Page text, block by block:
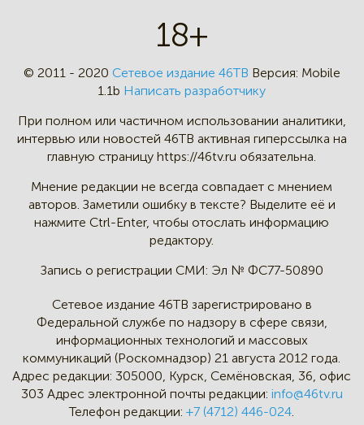
18+
© 2011 - 2020 Сетевое издание 46ТВ Версия: Mobile
1.1b Написать разработчику
При полном или частичном использовании аналитики,
интервью или новостей 46TB активная гиперссылка на
главную страницу https://46tv.ru обязательна.
Мнение редакции не всегда совпадает с мнением
авторов. Заметили ошибку в тексте? Выделите её и
нажмите Ctrl-Enter, чтобы отослать информацию
редактору.
Запись о регистрации СМИ: Эл № ФС77-50890
Сетевое издание 46ТВ зарегистрировано в
Федеральной службе по надзору в сфере связи,
информационных технологий и массовых
коммуникаций (Роскомнадзор) 21 августа 2012 года.
Адрес редакции: 305000, Курск, Семёновская, 36, офис
303 Адрес электронной почты редакции: info@46tv.ru
Телефон редакции: +7 (4712) 446-024.